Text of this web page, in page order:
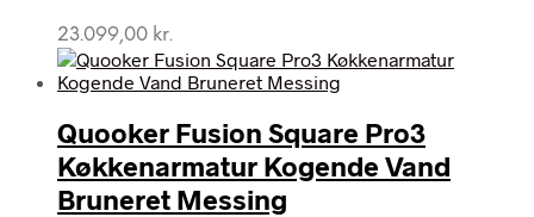
23.099,00 kr.
Quooker Fusion Square Pro3
Køkkenarmatur Kogende Vand
Bruneret Messing